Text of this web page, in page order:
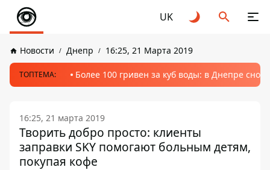
UK
Новости Днепр 16:25, 21 Марта 2019
ТОПТЕМА: Более 100 гривен за куб воды: в Днепре
16:25, 21 марта 2019
Творить добро просто: клиенты
заправки SKY помогают больным детям,
покупая кофе